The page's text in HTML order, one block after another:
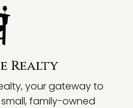
Realty
your gateway to
small, family-owned